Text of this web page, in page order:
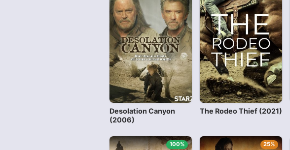
Desolation Canyon
(2006)
The Rodeo Thief (2021)
100% 25%